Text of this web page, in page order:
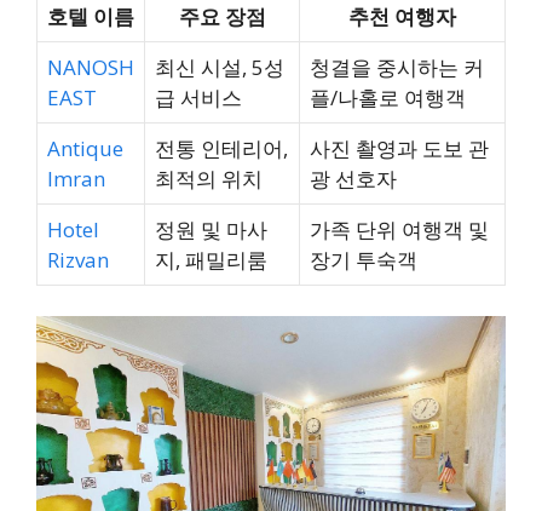
호텔 이름 주요 장점
추천 여행자
NANOSH
EAST
최신 시설, 5성
급 서비스
청결을 중시하는 커
플/나홀로 여행객
Antique
Imran
전통 인테리어,
최적의 위치
사진 촬영과 도보 관
광 선호자
Hotel
Rizvan
정원 및 마사
지, 패밀리룸
가족 단위 여행객 및
장기 투숙객